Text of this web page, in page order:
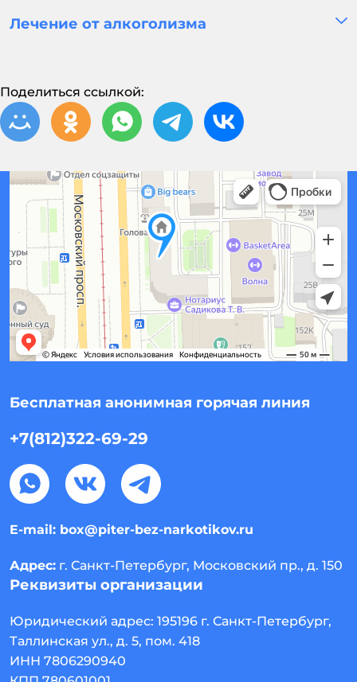
Лечение от алкоголизма
Поделиться ссылкой:
Бесплатная анонимная горячая линия
+7(812)322-69-29
E-mail: box@piter-bez-narkotikov.ru
Адрес: г. Санкт-Петербург, Московский пр., д. 150
Реквизиты организации
Юридический адрес: 195196 г. Санкт-Петербург,
Таллинская ул., д. 5, пом. 418
ИНН 7806290940